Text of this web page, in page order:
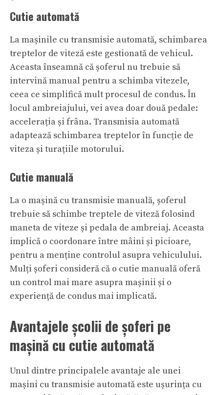
Cutie automată
La mașinile cu transmisie automată, schimbarea
treptelor de viteză este gestionată de vehicul.
Aceasta înseamnă că șoferul nu trebuie să
intervină manual pentru a schimba vitezele,
ceea ce simplifică mult procesul de condus. În
locul ambreiajului, vei avea doar două pedale:
accelerația și frâna. Transmisia automată
adaptează schimbarea treptelor în funcție de
viteza și turațiile motorului.
Cutie manuală
La o mașină cu transmisie manuală, șoferul
trebuie să schimbe treptele de viteză folosind
maneta de viteze și pedala de ambreiaj. Aceasta
implică o coordonare între mâini și picioare,
pentru a menține controlul asupra vehiculului.
Mulți șoferi consideră că o cutie manuală oferă
un control mai mare asupra mașinii și o
experiență de condus mai implicată.
Avantajele școlii de șoferi pe
mașină cu cutie automată
Unul dintre principalele avantaje ale unei
mașini cu transmisie automată este ușurința cu